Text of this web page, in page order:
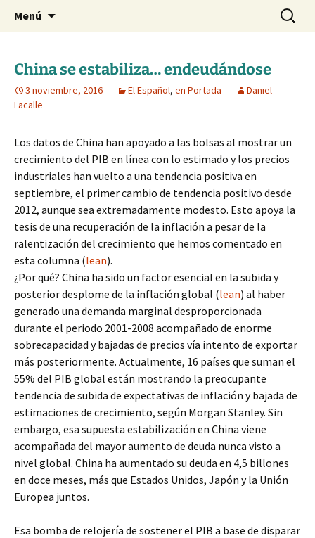
dlacalle.com
Blog de Daniel Lacalle
Menú Buscar:
China se estabiliza… endeudándose
3 noviembre, 2016 El Español, en Portada
Daniel
Lacalle
Los datos de China han apoyado a las bolsas al mostrar un
crecimiento del PIB en línea con lo estimado y los precios
industriales han vuelto a una tendencia positiva en
septiembre, el primer cambio de tendencia positivo desde
2012, aunque sea extremadamente modesto. Esto apoya la
tesis de una recuperación de la inflación a pesar de la
ralentización del crecimiento que hemos comentado en
esta columna (lean).
¿Por qué? China ha sido un factor esencial en la subida y
posterior desplome de la inflación global (lean) al haber
generado una demanda marginal desproporcionada
durante el periodo 2001-2008 acompañado de enorme
sobrecapacidad y bajadas de precios vía intento de exportar
más posteriormente. Actualmente, 16 países que suman el
55% del PIB global están mostrando la preocupante
tendencia de subida de expectativas de inflación y bajada de
estimaciones de crecimiento, según Morgan Stanley. Sin
embargo, esa supuesta estabilización en China viene
acompañada del mayor aumento de deuda nunca visto a
nivel global. China ha aumentado su deuda en 4,5 billones
en doce meses, más que Estados Unidos, Japón y la Unión
Europea juntos.
Esa bomba de relojería de sostener el PIB a base de disparar